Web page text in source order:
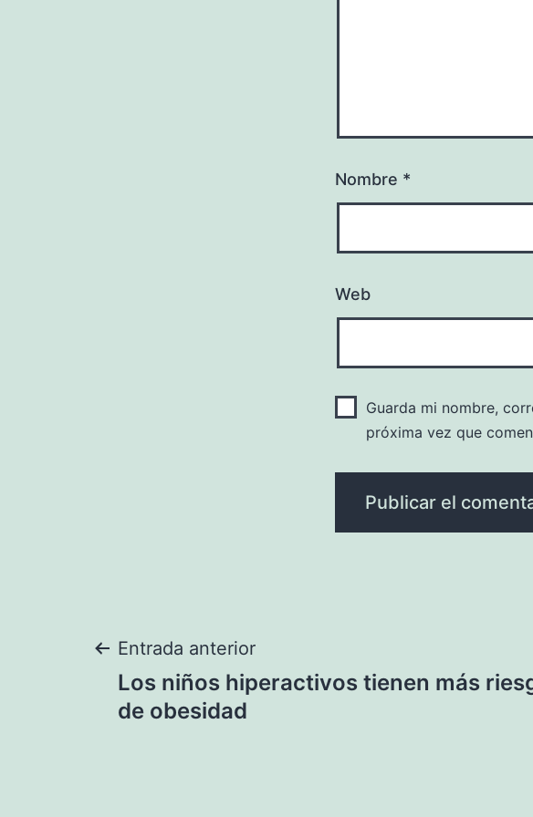
Nombre *
Web
Guarda mi nombre,
próxima vez que
Navegación
de
Entrada anterior
Los niños hiperactivos tienen más
de obesidad